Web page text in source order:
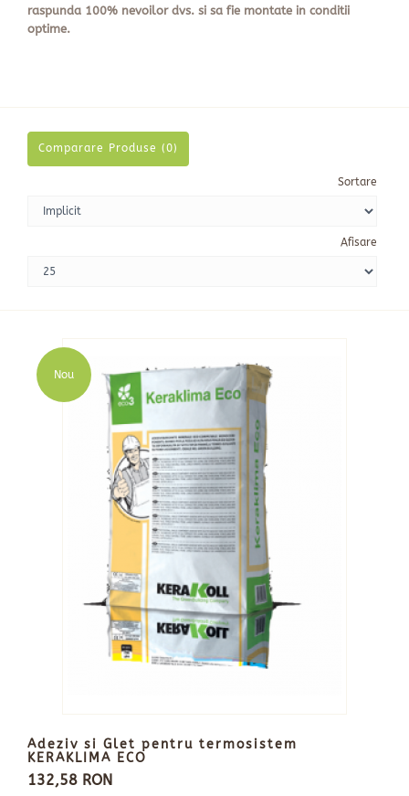
raspunda 100% nevoilor dvs. si sa fie montate in conditii
optime.
Comparare Produse (0)
Sortare
Afisare
Nou
Adeziv si Glet pentru termosistem
KERAKLIMA ECO
132,58 RON